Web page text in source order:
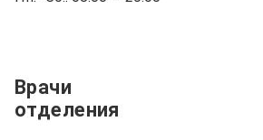
Врачи
отделения